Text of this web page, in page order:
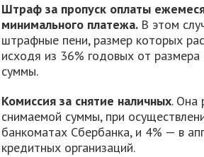
Штраф за пропуск оплаты
минимального платежа. В этом
штрафные пени, размер которых
исходя из 36% годовых от размера
суммы.
Комиссия за снятие наличных. Она
снимаемой суммы, при
банкоматах Сбербанка, и 4% — в
кредитных организаций.